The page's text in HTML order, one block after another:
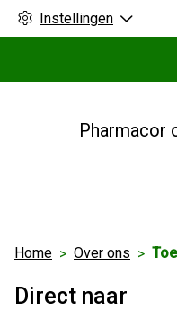
Instellingen
Pharmacor
Home Over ons
Direct naar